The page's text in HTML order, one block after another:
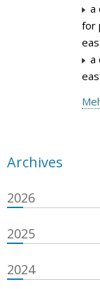
a
for
a
Archives
2026
2025
2024